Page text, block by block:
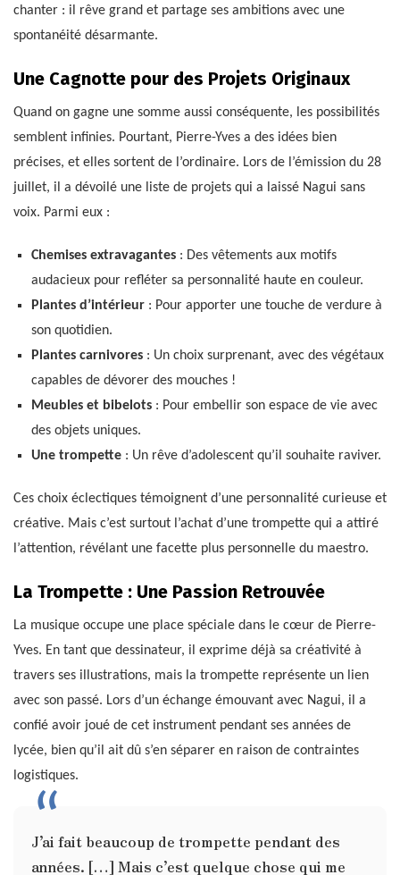
chanter : il rêve grand et partage ses ambitions avec une
spontanéité désarmante.
Une Cagnotte pour des Projets Originaux
Quand on gagne une somme aussi conséquente, les possibilités
semblent infinies. Pourtant, Pierre-Yves a des idées bien
précises, et elles sortent de l’ordinaire. Lors de l’émission du 28
juillet, il a dévoilé une liste de projets qui a laissé Nagui sans
voix. Parmi eux :
Chemises extravagantes : Des vêtements aux motifs
audacieux pour refléter sa personnalité haute en couleur.
Plantes d’intérieur : Pour apporter une touche de verdure à
son quotidien.
Plantes carnivores : Un choix surprenant, avec des végétaux
capables de dévorer des mouches !
Meubles et bibelots : Pour embellir son espace de vie avec
des objets uniques.
Une trompette : Un rêve d’adolescent qu’il souhaite raviver.
Ces choix éclectiques témoignent d’une personnalité curieuse et
créative. Mais c’est surtout l’achat d’une trompette qui a attiré
l’attention, révélant une facette plus personnelle du maestro.
La Trompette : Une Passion Retrouvée
La musique occupe une place spéciale dans le cœur de Pierre-
Yves. En tant que dessinateur, il exprime déjà sa créativité à
travers ses illustrations, mais la trompette représente un lien
avec son passé. Lors d’un échange émouvant avec Nagui, il a
confié avoir joué de cet instrument pendant ses années de
lycée, bien qu’il ait dû s’en séparer en raison de contraintes
logistiques.
J’ai fait beaucoup de trompette pendant des
années. […] Mais c’est quelque chose qui me